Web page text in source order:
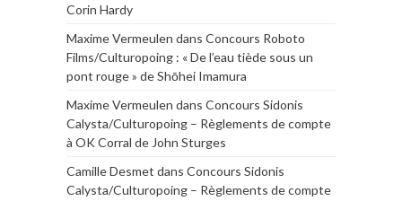
Corin Hardy
Maxime Vermeulen dans Concours Roboto
Films/Culturopoing : « De l’eau tiède sous un
pont rouge » de Shōhei Imamura
Maxime Vermeulen dans Concours Sidonis
Calysta/Culturopoing – Règlements de compte
à OK Corral de John Sturges
Camille Desmet dans Concours Sidonis
Calysta/Culturopoing – Règlements de compte